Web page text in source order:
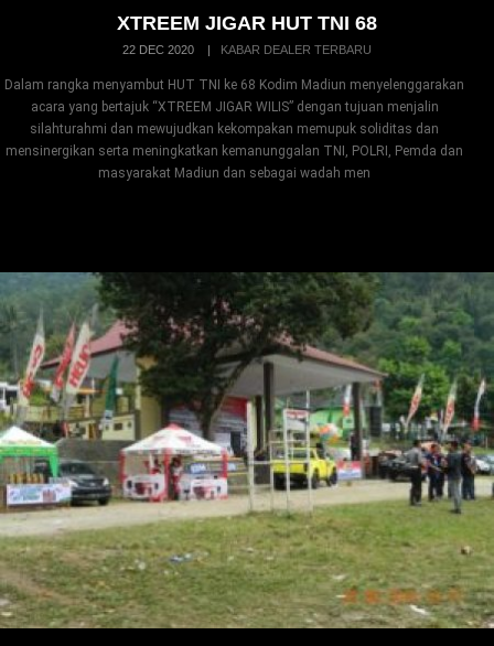
XTREEM JIGAR HUT TNI 68
22 DEC 2020 | KABAR DEALER TERBARU
Dalam rangka menyambut HUT TNI ke 68 Kodim Madiun menyelenggarakan
acara yang bertajuk “XTREEM JIGAR WILIS” dengan tujuan menjalin
silahturahmi dan mewujudkan kekompakan memupuk soliditas dan
mensinergikan serta meningkatkan kemanunggalan TNI, POLRI, Pemda dan
masyarakat Madiun dan sebagai wadah men